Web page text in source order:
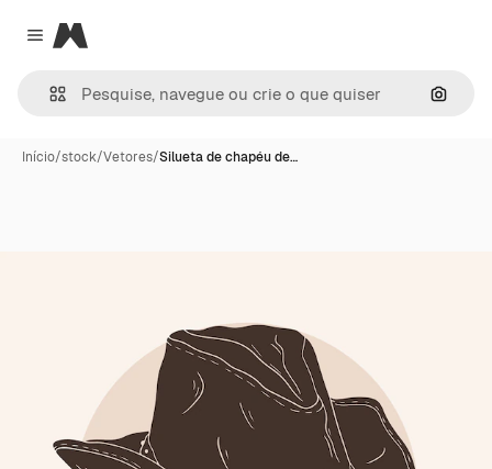
Close menu
Magnific
Início/stock/Vetores/Silueta de chapéu de…